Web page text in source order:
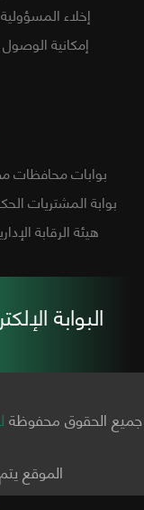
إخلاء المسؤولية
إمكانية الوصول
بوابات محافظات
بوابة المشتريات
هيئة الرقابة
البوابة
جميع الحقوق محفوظة
الموقع